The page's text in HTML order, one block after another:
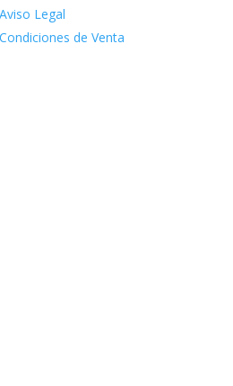
Aviso Legal
Condiciones de Venta